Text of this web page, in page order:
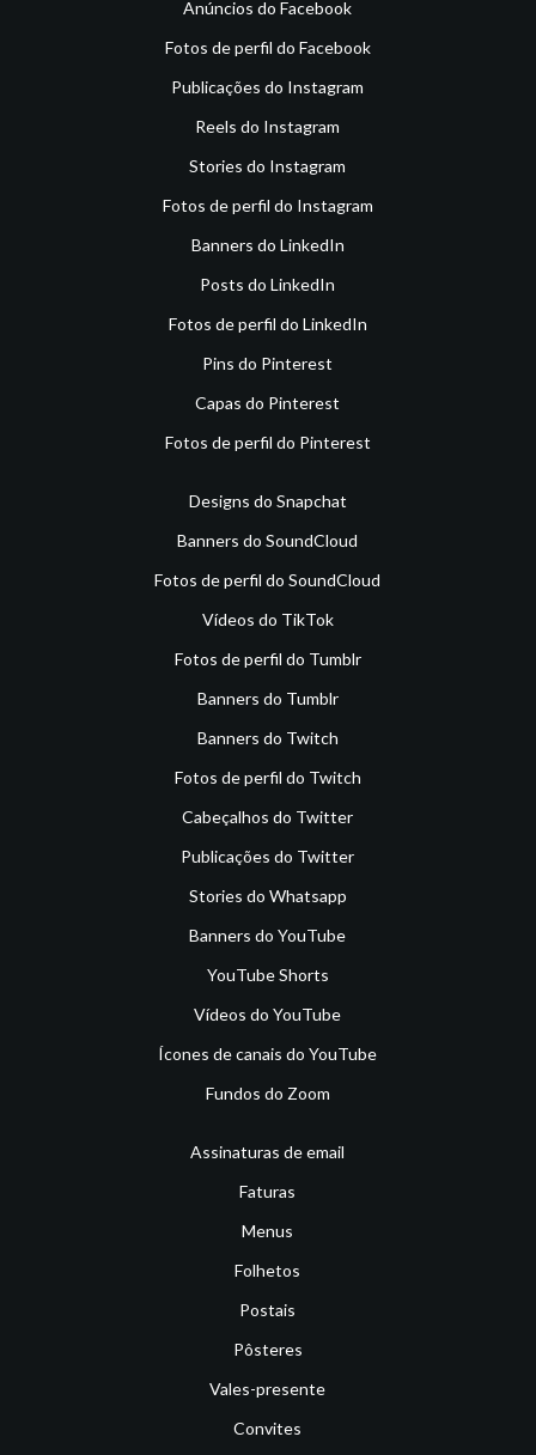
Anúncios do Facebook
Fotos de perfil do Facebook
Publicações do Instagram
Reels do Instagram
Stories do Instagram
Fotos de perfil do Instagram
Banners do LinkedIn
Posts do LinkedIn
Fotos de perfil do LinkedIn
Pins do Pinterest
Capas do Pinterest
Fotos de perfil do Pinterest
Designs do Snapchat
Banners do SoundCloud
Fotos de perfil do SoundCloud
Vídeos do TikTok
Fotos de perfil do Tumblr
Banners do Tumblr
Banners do Twitch
Fotos de perfil do Twitch
Cabeçalhos do Twitter
Publicações do Twitter
Stories do Whatsapp
Banners do YouTube
YouTube Shorts
Vídeos do YouTube
Ícones de canais do YouTube
Fundos do Zoom
Assinaturas de email
Faturas
Menus
Folhetos
Postais
Pôsteres
Vales-presente
Convites